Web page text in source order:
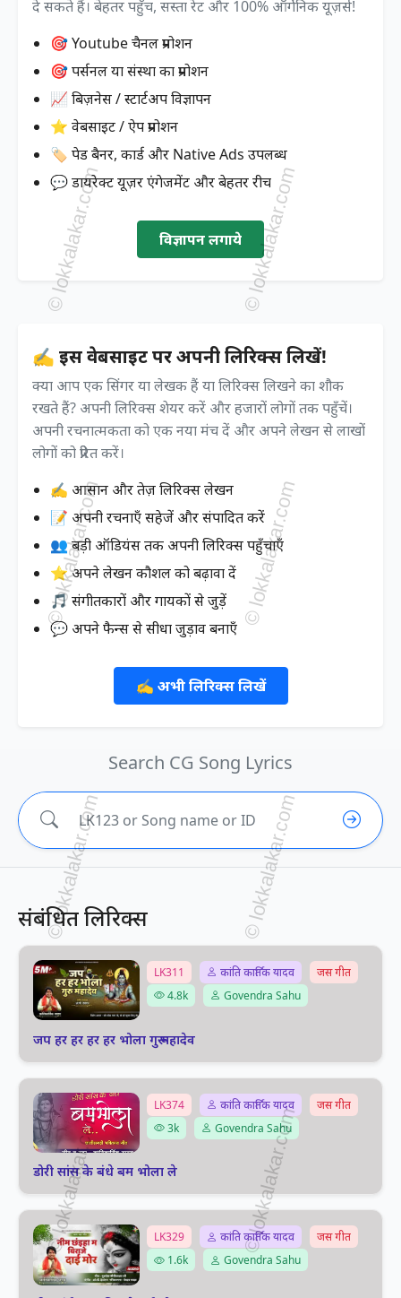
दे सकते हैं। बेहतर पहुँच, सस्ता रेट और 100% ऑर्गेनिक यूज़र्स!
🎯 Youtube चैनल प्रमोशन
🎯 पर्सनल या संस्था का प्रमोशन
📈 बिज़नेस / स्टार्टअप विज्ञापन
⭐ वेबसाइट / ऐप प्रमोशन
🏷️ पेड बैनर, कार्ड और Native Ads उपलब्ध
💬 डायरेक्ट यूज़र एंगेजमेंट और बेहतर रीच
विज्ञापन लगाये
✍️ इस वेबसाइट पर अपनी लिरिक्स लिखें!
क्या आप एक सिंगर या लेखक हैं या लिरिक्स लिखने का शौक
रखते हैं? अपनी लिरिक्स शेयर करें और हजारों लोगों तक पहुँचें।
अपनी रचनात्मकता को एक नया मंच दें और अपने लेखन से लाखों
लोगों को प्रेरित करें।
✍️ आसान और तेज़ लिरिक्स लेखन
📝 अपनी रचनाएँ सहेजें और संपादित करें
👥 बड़ी ऑडियंस तक अपनी लिरिक्स पहुँचाएँ
⭐ अपने लेखन कौशल को बढ़ावा दें
🎵 संगीतकारों और गायकों से जुड़ें
💬 अपने फैन्स से सीधा जुड़ाव बनाएँ
✍️ अभी लिरिक्स लिखें
Search CG Song Lyrics
संबंधित लिरिक्स
LK311 कांति कार्तिक यादव
जस गीत
4.8k
Govendra Sahu
जप हर हर हर हर भोला गुरू महादेव
LK374 कांति कार्तिक यादव
जस गीत
3k
Govendra Sahu
डोरी सांस के बंधे बम भोला ले
LK329 कांति कार्तिक यादव
जस गीत
1.6k
Govendra Sahu